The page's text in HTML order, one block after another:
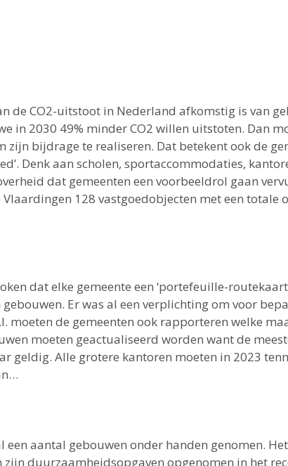
de CO2-uitstoot in Nederland afkomstig is van
in 2030 49% minder CO2 willen uitstoten. Dan
zijn bijdrage te realiseren. Dat betekent ook de
Denk aan scholen, sportaccommodaties,
dat gemeenten een voorbeeldrol gaan
128 vastgoedobjecten met een totale
dat elke gemeente een ‘portefeuille-
Er was al een verplichting om voor
moeten de gemeenten ook rapporteren welke
moeten geactualiseerd worden want de
geldig. Alle grotere kantoren moeten in 2023
een aantal gebouwen onder handen genomen.
zijn duurzaamheidsopgaven opgenomen in het